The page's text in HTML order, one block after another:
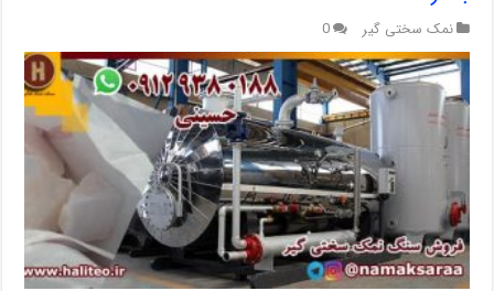
نمک سختی گیر 0